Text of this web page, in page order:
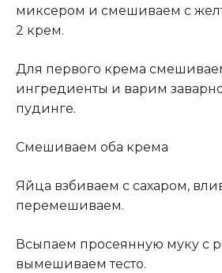
миксером и смешиваем с
2 крем.
Для первого крема
ингредиенты и варим
пудинге.
Смешиваем оба крема
Яйца взбиваем с сахаром,
перемешиваем.
Всыпаем просеянную муку с
вымешиваем тесто.